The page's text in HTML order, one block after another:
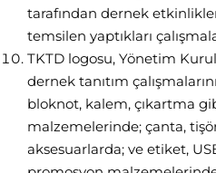
tarafından dernek
temsilen yaptıkları
TKTD logosu, Yönetim
dernek tanıtım
bloknot, kalem, çıkartma
malzemelerinde; çanta,
aksesuarlarda; ve etiket,